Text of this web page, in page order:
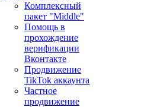
Комплексный
пакет "Middle"
Помощь в
прохождение
верификации
Вконтакте
Продвижение
TikTok аккаунта
Частное
продвижение